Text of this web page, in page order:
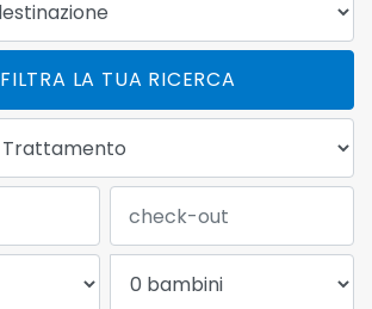
FILTRA LA TUA RICERCA